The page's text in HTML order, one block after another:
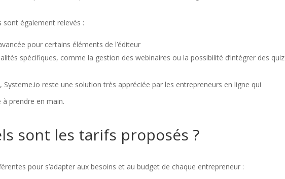
également relevés :
pour certains éléments de l’éditeur
spécifiques, comme la gestion des webinaires ou la possibilité d’intégrer des quiz
Systeme.io reste une solution très appréciée par les entrepreneurs en ligne qui
prendre en main.
sont les tarifs proposés ?
pour s’adapter aux besoins et au budget de chaque entrepreneur :